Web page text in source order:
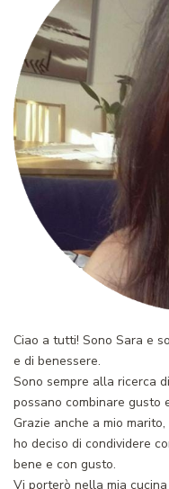
Ciao a tutti! Sono Sara e
e di benessere.
Sono sempre alla ricerca
possano combinare gusto
Grazie anche a mio
ho deciso di condividere
bene e con gusto.
Vi porterò nella mia